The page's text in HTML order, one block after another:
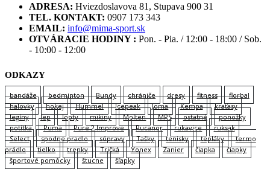
ADRESA: Hviezdoslavova 81, Stupava 900 31
TEL. KONTAKT: 0907 173 343
EMAIL: info@mima-sport.sk
OTVÁRACIE HODINY : Pon. - Pia. / 12:00 - 18:00 / Sob.
- 10:00 - 12:00
ODKAZY
bandáže bedminton Bundy chrániče dresy fitness
florbal
halovky
hokej Hummel Icepeak Joma Kempa
kraťasy
legíny
lep lopty mikiny Molten MPS ostatné
ponožky
potítka
Puma Pure 2 Improve Rucanor rukavice
ruksak
Select
spodne pradlo súpravy Tašky tenisky tepláky
termo
prádlo
tielko trenky Tričká Yonex Zanier čiapka
čiapky
športové pomôcky
štucne šľapky